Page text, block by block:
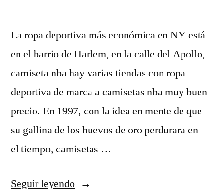
La ropa deportiva más económica en NY está
en el barrio de Harlem, en la calle del Apollo,
camiseta nba hay varias tiendas con ropa
deportiva de marca a camisetas nba muy buen
precio. En 1997, con la idea en mente de que
su gallina de los huevos de oro perdurara en
el tiempo, camisetas …
Seguir leyendo«‘AIR’,